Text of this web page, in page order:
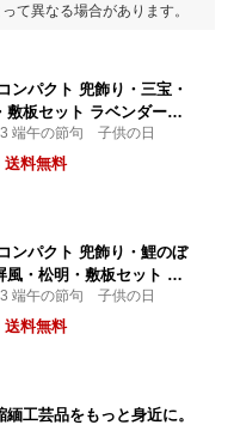
て異なる場合があります。
ンパクト 兜飾り・三宝・
敷板セット ラベンダー＆
リバーシブル】兜 モダ
飾り こどもの日 インテリ
端午の節句 子供の日
送料無料
ンパクト 兜飾り・鯉のぼ
風・松明・敷板セット ラ
ンイエローリバーシブ
5月人形 兜飾り こどもの
端午の節句 子供の日
送料無料
工芸品をもっと身近に。